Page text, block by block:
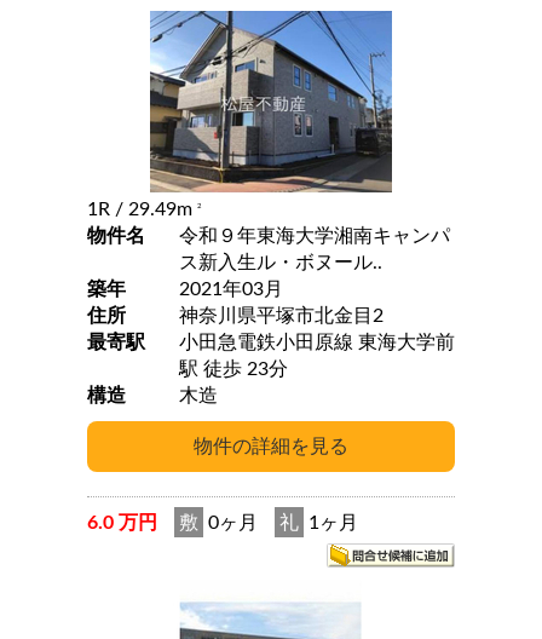
1R / 29.49m 2
物件名
令和９年東海大学湘南キャンパ
ス新入生ル・ボヌール..
築年
2021年03月
住所
神奈川県平塚市北金目2
最寄駅
小田急電鉄小田原線 東海大学前
駅 徒歩 23分
構造
木造
6.0 万円 敷 0ヶ月 礼 1ヶ月